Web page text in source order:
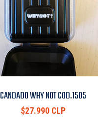
CANDADO WHY NOT COD.1505
$27.990 CLP